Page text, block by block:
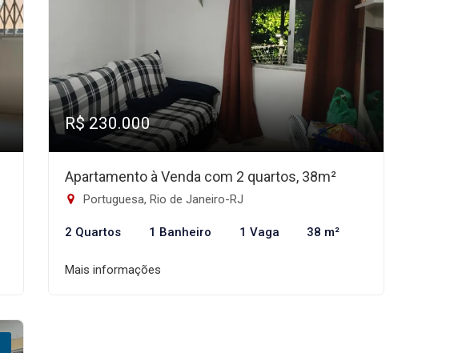
R$ 230.000
Apartamento à Venda com 2 quartos, 38m²
Portuguesa, Rio de Janeiro-RJ
2 Quartos 1 Banheiro 1 Vaga 38 m²
Mais informações